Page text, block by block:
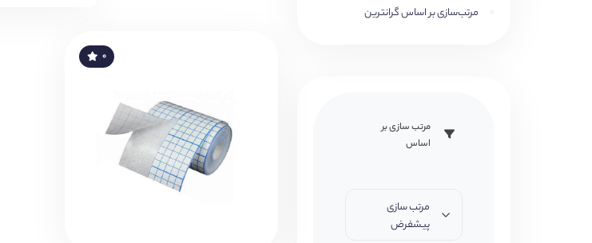
مرتب‌سازی بر اساس گرانترین
مرتب سازی بر
اساس
مرتب سازی
پیشفرض
۰